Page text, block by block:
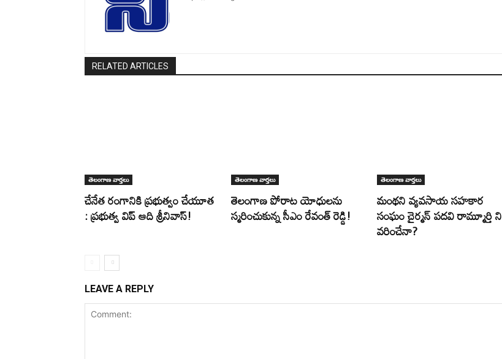
RELATED ARTICLES
తెలంగాణ వార్తలు
చేనేత రంగానికి ప్రభుత్వం చేయూత
: ప్రభుత్వ విప్ ఆది శ్రీనివాస్!
తెలంగాణ వార్తలు
తెలంగాణ పోరాట యోధులను
స్మరించుకున్న సీఎం రేవంత్ రెడ్డి!
తెలంగాణ వార్తలు
మంథని వ్యవసాయ సహకార
సంఘం చైర్మన్ పదవి రామ్మూర్తి ని
వరించేనా?
LEAVE A REPLY